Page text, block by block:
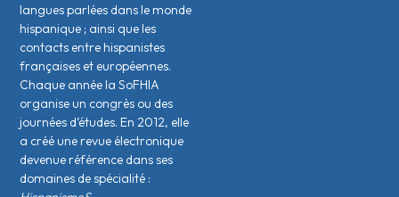
langues parlées dans le monde
hispanique ; ainsi que les
contacts entre hispanistes
français·es et européen·nes.
Chaque année la SoFHIA
organise un congrès ou des
journées d’études. En 2012, elle
a créé une revue électronique
devenue référence dans ses
domaines de spécialité :